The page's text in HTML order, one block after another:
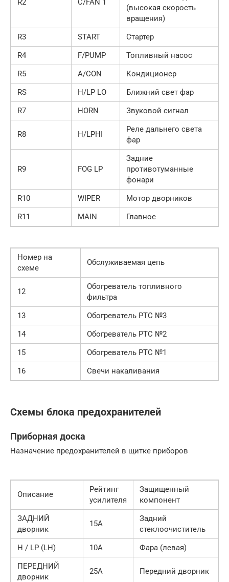
R2 C/FAN 1
(высокая скорость
вращения)
R3
START
Стартер
R4
F/PUMP
Топливный насос
R5
A/CON
Кондиционер
RS
H/LP LO
Ближний свет фар
R7
HORN Звуковой сигнал
R8 H/LPHI
Реле дальнего света
фар
R9 FOG LP
Задние
противотуманные
фонари
R10
WIPER
Мотор дворников
R11
MAIN Главное
Номер на
схеме
Обслуживаемая цепь
12
Обогреватель топливного
фильтра
13
Обогреватель РТС №3
14
Обогреватель РТС №2
15
Обогреватель РТС №1
16
Свечи накаливания
Схемы блока предохранителей
Приборная доска
Назначение предохранителей в щитке приборов
Описание
Рейтинг
усилителя
Защищенный
компонент
ЗАДНИЙ
дворник
15А
Задний
стеклоочиститель
H / LP (LH)
10А
Фара (левая)
ПЕРЕДНИЙ
дворник
25А Передний дворник